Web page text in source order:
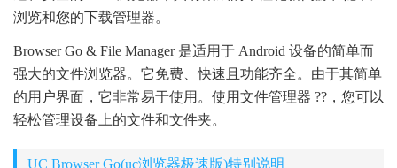
浏览和您的下载管理器。
Browser Go & File Manager 是适用于 Android 设备的简单而
强大的文件浏览器。它免费、快速且功能齐全。由于其简单
的用户界面，它非常易于使用。使用文件管理器 ??，您可以
轻松管理设备上的文件和文件夹。
UC Browser Go(uc浏览器极速版)特别说明